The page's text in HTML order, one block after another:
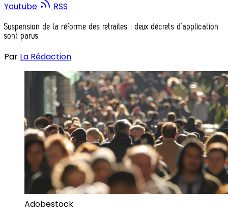
Youtube
RSS
Suspension de la réforme des retraites : deux décrets d’application
sont parus
Par La Rédaction
Adobestock